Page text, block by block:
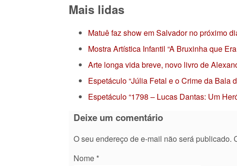
Mais lidas
Matuê faz show em Salvador no próximo
Mostra Artística Infantil “A Bruxinha que
Arte longa vida breve, novo livro de
Espetáculo “Júlia Fetal e o Crime da Bala
Espetáculo “1798 – Lucas Dantas: Um
Deixe um comentário
O seu endereço de e-mail não será publicado.
Nome *